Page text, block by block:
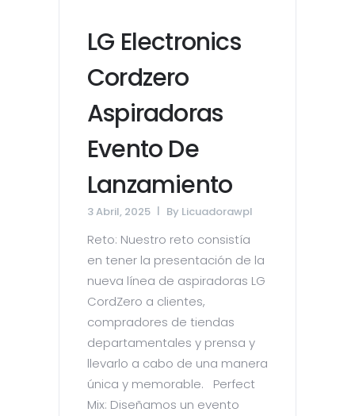
LG Electronics
Cordzero
Aspiradoras
Evento De
Lanzamiento
3 Abril, 2025 By Licuadorawpl
Reto: Nuestro reto consistía
en tener la presentación de la
nueva línea de aspiradoras LG
CordZero a clientes,
compradores de tiendas
departamentales y prensa y
llevarlo a cabo de una manera
única y memorable. Perfect
Mix: Diseñamos un evento